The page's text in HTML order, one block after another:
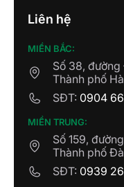
CÔNG TY
TÂM PHÁT
68 Quốc lộ
Đông Hoà,
CÔNG TY
Phòng
MINH HIẾU
Liên hệ
MIỀN BẮC:
Số 38,
Thành phố
SĐT: 0904
MIỀN TRUNG:
Số 159,
Thành phố
SĐT: 0939